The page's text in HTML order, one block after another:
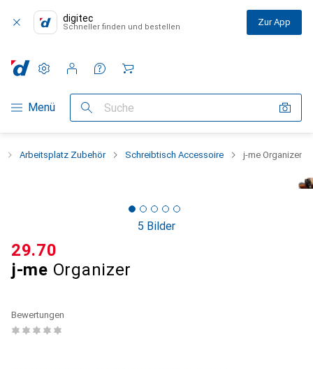
digitec
Schneller finden und bestellen Zur App
Navigation nach Kategorien
Menü Suche
Einstellungen
Kundenkonto
Vergleichslisten
Merklisten
Warenkorb
Arbeitsplatz Zubehör Schreibtisch Accessoire j-me Organizer
5 Bilder
j-me Organizer
CHF
29.70
Bewertungen